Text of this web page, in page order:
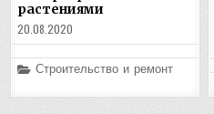
растениями
20.08.2020
Posted
Строительство и ремонт